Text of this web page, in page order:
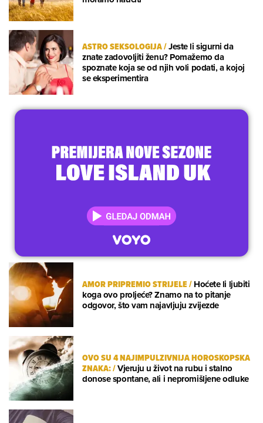
ASTRO SEKSOLOGIJA/Jeste li sigurni da
znate zadovoljiti ženu? Pomažemo da
spoznate koja se od njih voli podati, a kojoj
se eksperimentira
AMOR PRIPREMIO STRIJELE/Hoćete li ljubiti
koga ovo proljeće? Znamo na to pitanje
odgovor, što vam najavljuju zvijezde
OVO SU 4 NAJIMPULZIVNIJA HOROSKOPSKA
ZNAKA:/Vjeruju u život na rubu i stalno
donose spontane, ali i nepromišljene odluke